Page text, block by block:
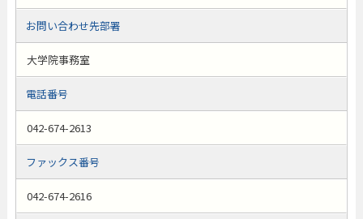
お問い合わせ先部署
大学院事務室
電話番号
042-674-2613
ファックス番号
042-674-2616